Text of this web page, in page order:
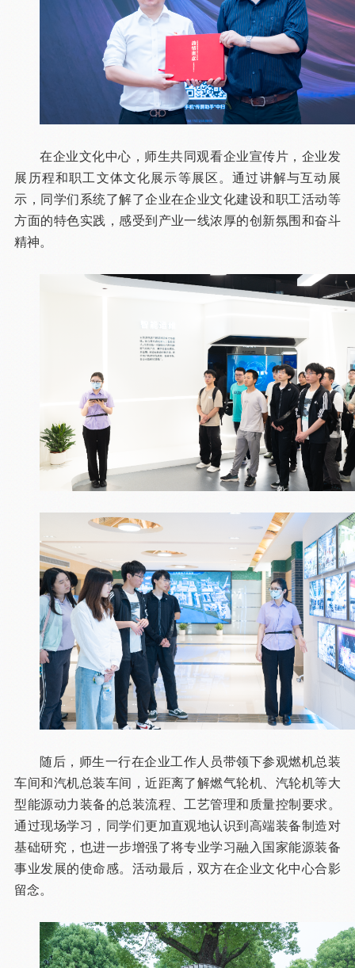
在企业文化中心，师生共同观看企业宣传片，企业发
展历程和职工文体文化展示等展区。通过讲解与互动展
示，同学们系统了解了企业在企业文化建设和职工活动等
方面的特色实践，感受到产业一线浓厚的创新氛围和奋斗
精神。
随后，师生一行在企业工作人员带领下参观燃机总装
车间和汽机总装车间，近距离了解燃气轮机、汽轮机等大
型能源动力装备的总装流程、工艺管理和质量控制要求。
通过现场学习，同学们更加直观地认识到高端装备制造对
基础研究，也进一步增强了将专业学习融入国家能源装备
事业发展的使命感。活动最后，双方在企业文化中心合影
留念。